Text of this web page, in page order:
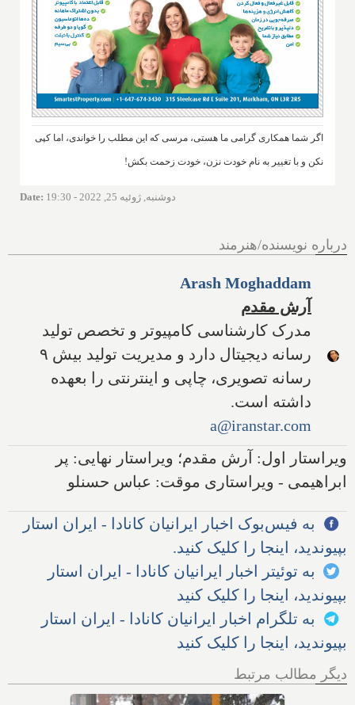
اگر شما همکاری گرامی ما هستی، مرسی که این مطلب را خواندی، اما کپی
نکن و با تغییر به نام خودت نزن، خودت زحمت بکش!
Date: دوشنبه, ژوئیه 25, 2022 - 19:30
درباره نویسنده/هنرمند
Arash Moghaddam
آرش مقدم
مدرک کارشناسی کامپیوتر و تخصص تولید
رسانه دیجیتال دارد و مدیریت تولید بیش ۹
رسانه تصویری، چاپی و اینترنتی را بعهده
داشته است.
a@iranstar.com
ویراستار اول: آرش مقدم؛ ویراستار نهایی: پر
ابراهیمی - ویراستاری موقت: عباس حسنلو
به فیس‌بوک اخبار ایرانیان کانادا - ایران استار
بپیوندید، اینجا را کلیک کنید.
به توئیتر اخبار ایرانیان کانادا - ایران استار
بپیوندید، اینجا را کلیک کنید
به تلگرام اخبار ایرانیان کانادا - ایران استار
بپیوندید، اینجا را کلیک کنید
دیگر مطالب مرتبط